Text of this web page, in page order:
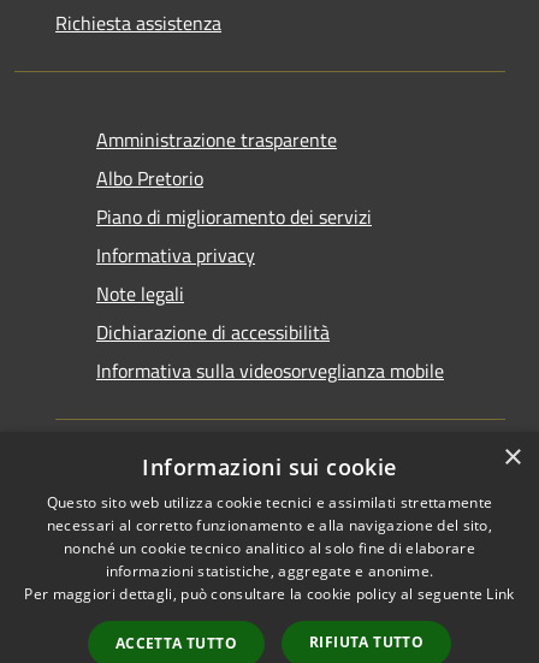
Richiesta assistenza
Amministrazione trasparente
Albo Pretorio
Piano di miglioramento dei servizi
Informativa privacy
Note legali
Dichiarazione di accessibilità
Informativa sulla videosorveglianza mobile
RSS
Accessibilità
Cookie
Mappa del sito
Copyright © 2026 • Comune di
Taranto • Powered by
Municipium•Accesso
redazione
×
Informazioni sui cookie
Questo sito web utilizza cookie tecnici e assimilati strettamente
necessari al corretto funzionamento e alla navigazione del sito,
nonché un cookie tecnico analitico al solo fine di elaborare
informazioni statistiche, aggregate e anonime.
Per maggiori dettagli, può consultare la cookie policy al seguente Link
ACCETTA TUTTO RIFIUTA TUTTO